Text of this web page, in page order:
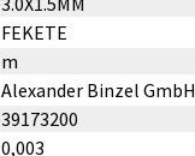
FEKETE
m
Alexander Binzel GmbH
39173200
0,003